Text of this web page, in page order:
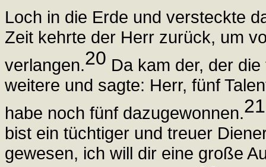
Loch in die Erde und versteckte
Zeit kehrte der Herr zurück, um
verlangen.20 Da kam der, der
weitere und sagte: Herr, fünf
habe noch fünf dazugewonnen.21
bist ein tüchtiger und treuer
gewesen, ich will dir eine große